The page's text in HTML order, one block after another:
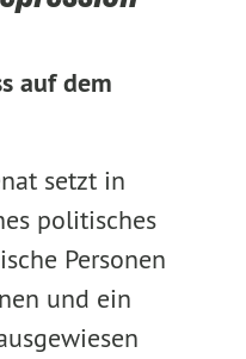
auf dem
setzt in
politisches
Personen
und ein